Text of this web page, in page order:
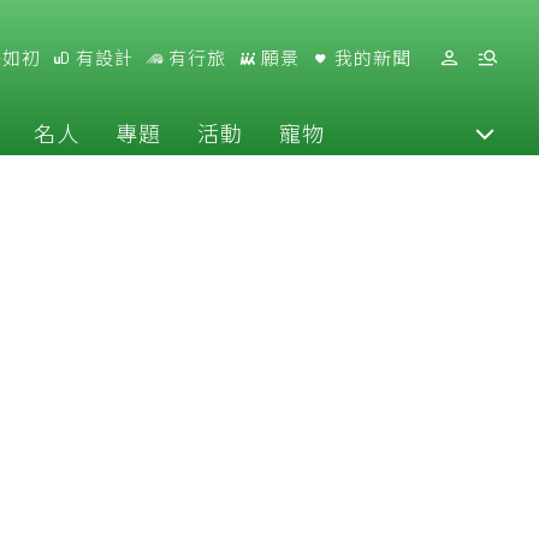
初 有設計 有行旅 願景 我的新聞
名人 專題 活動 寵物